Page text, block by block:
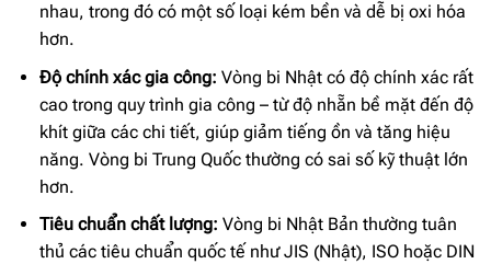
nhau, trong đó có một số loại kém bền và dễ bị oxi hóa
hơn.
Độ chính xác gia công: Vòng bi Nhật có độ chính xác rất
cao trong quy trình gia công – từ độ nhẵn bề mặt đến độ
khít giữa các chi tiết, giúp giảm tiếng ồn và tăng hiệu
năng. Vòng bi Trung Quốc thường có sai số kỹ thuật lớn
hơn.
Tiêu chuẩn chất lượng: Vòng bi Nhật Bản thường tuân
thủ các tiêu chuẩn quốc tế như JIS (Nhật), ISO hoặc DIN